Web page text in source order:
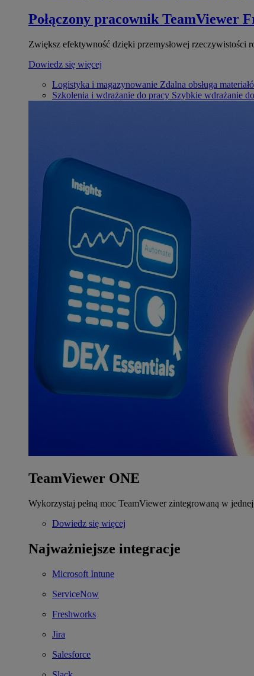
Połączony pracownik TeamViewer
Zwiększ efektywność dzięki przemysłowej rzeczywistości
Dowiedz się więcej
Logistyka i magazynowanie Zdalna obsługa
Szkolenia i wdrażanie do pracy Szybkie wdrażanie
TeamViewer ONE
Wykorzystaj pełną moc TeamViewer zintegrowaną w
Dowiedz się więcej
Najważniejsze integracje
Microsoft Intune
ServiceNow
Freshworks
Jira
Salesforce